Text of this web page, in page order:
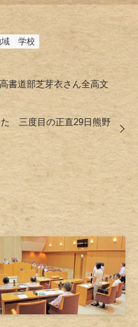
学校
書道部芝芽衣さん全高文
三度目の正直29日熊野